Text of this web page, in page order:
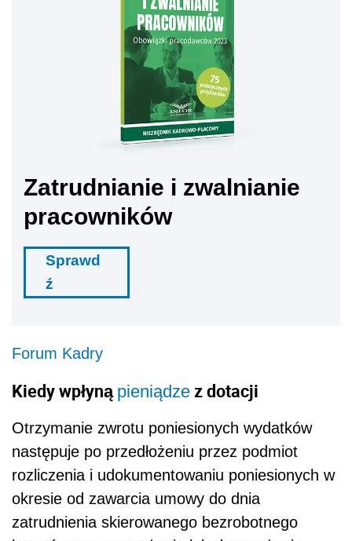
Zatrudnianie i zwalnianie
pracowników
Sprawd
ź
Forum Kadry
Kiedy wpłyną pieniądze z dotacji
Otrzymanie zwrotu poniesionych wydatków
następuje po przedłożeniu przez podmiot
rozliczenia i udokumentowaniu poniesionych w
okresie od zawarcia umowy do dnia
zatrudnienia skierowanego bezrobotnego